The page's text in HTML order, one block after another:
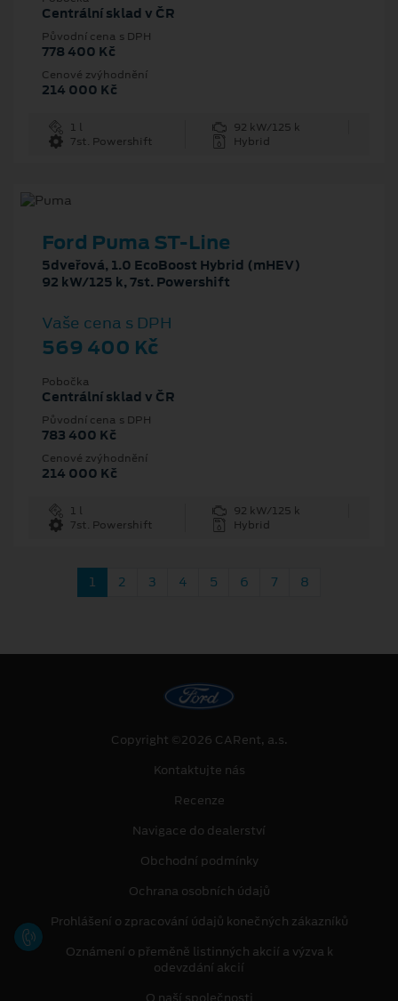
Centrální sklad v ČR
Původní cena s DPH
778 400 Kč
Cenové zvýhodnění
214 000 Kč
1 l
92 kW/125 k
7st. Powershift
Hybrid
Ford Puma ST-Line
5dveřová, 1.0 EcoBoost Hybrid (mHEV)
92 kW/125 k, 7st. Powershift
Vaše cena s DPH
569 400 Kč
Pobočka
Centrální sklad v ČR
Původní cena s DPH
783 400 Kč
Cenové zvýhodnění
214 000 Kč
1 l
92 kW/125 k
7st. Powershift
Hybrid
1 2 3 4 5 6 7 8
Copyright ©2026 CARent, a.s.
Kontaktujte nás
Recenze
Navigace do dealerství
Obchodní podmínky
Ochrana osobních údajů
Prohlášení o zpracování údajů konečných zákazníků
Oznámení o přeměně listinných akcií a výzva k
odevzdání akcií